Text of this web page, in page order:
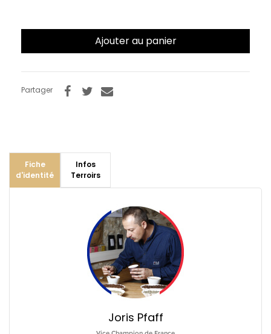
Ajouter au panier
Partager
Fiche
d'identité
Infos
Terroirs
Joris Pfaff